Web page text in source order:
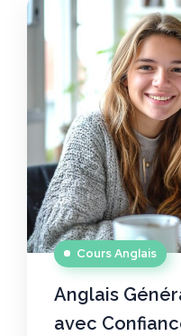
Cours Anglais
Anglais
avec